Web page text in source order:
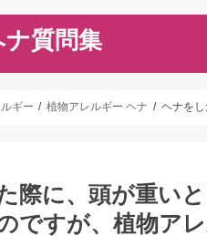
質問集
ギー 植物アレルギー ヘナ ヘナを
際に、頭が重い
ですが、植物ア